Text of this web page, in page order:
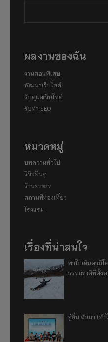
ผลงานของฉัน
งานสอนพิเศษ
พัฒนาเว็บไซต์
รับดูแลเว็บไซต์
รับทำ SEO
หมวดหมู่
บทความทั่วไป
รีวิวอื่นๆ
ร้านอาหาร
สถานที่ท่องเที่ยว
โรงแรม
เรื่องที่น่าสนใจ
พาไปเดินคามิโ
ธรรมชาติที่ตั้ง
อู่ฮั่น ฉันมา (ทำ